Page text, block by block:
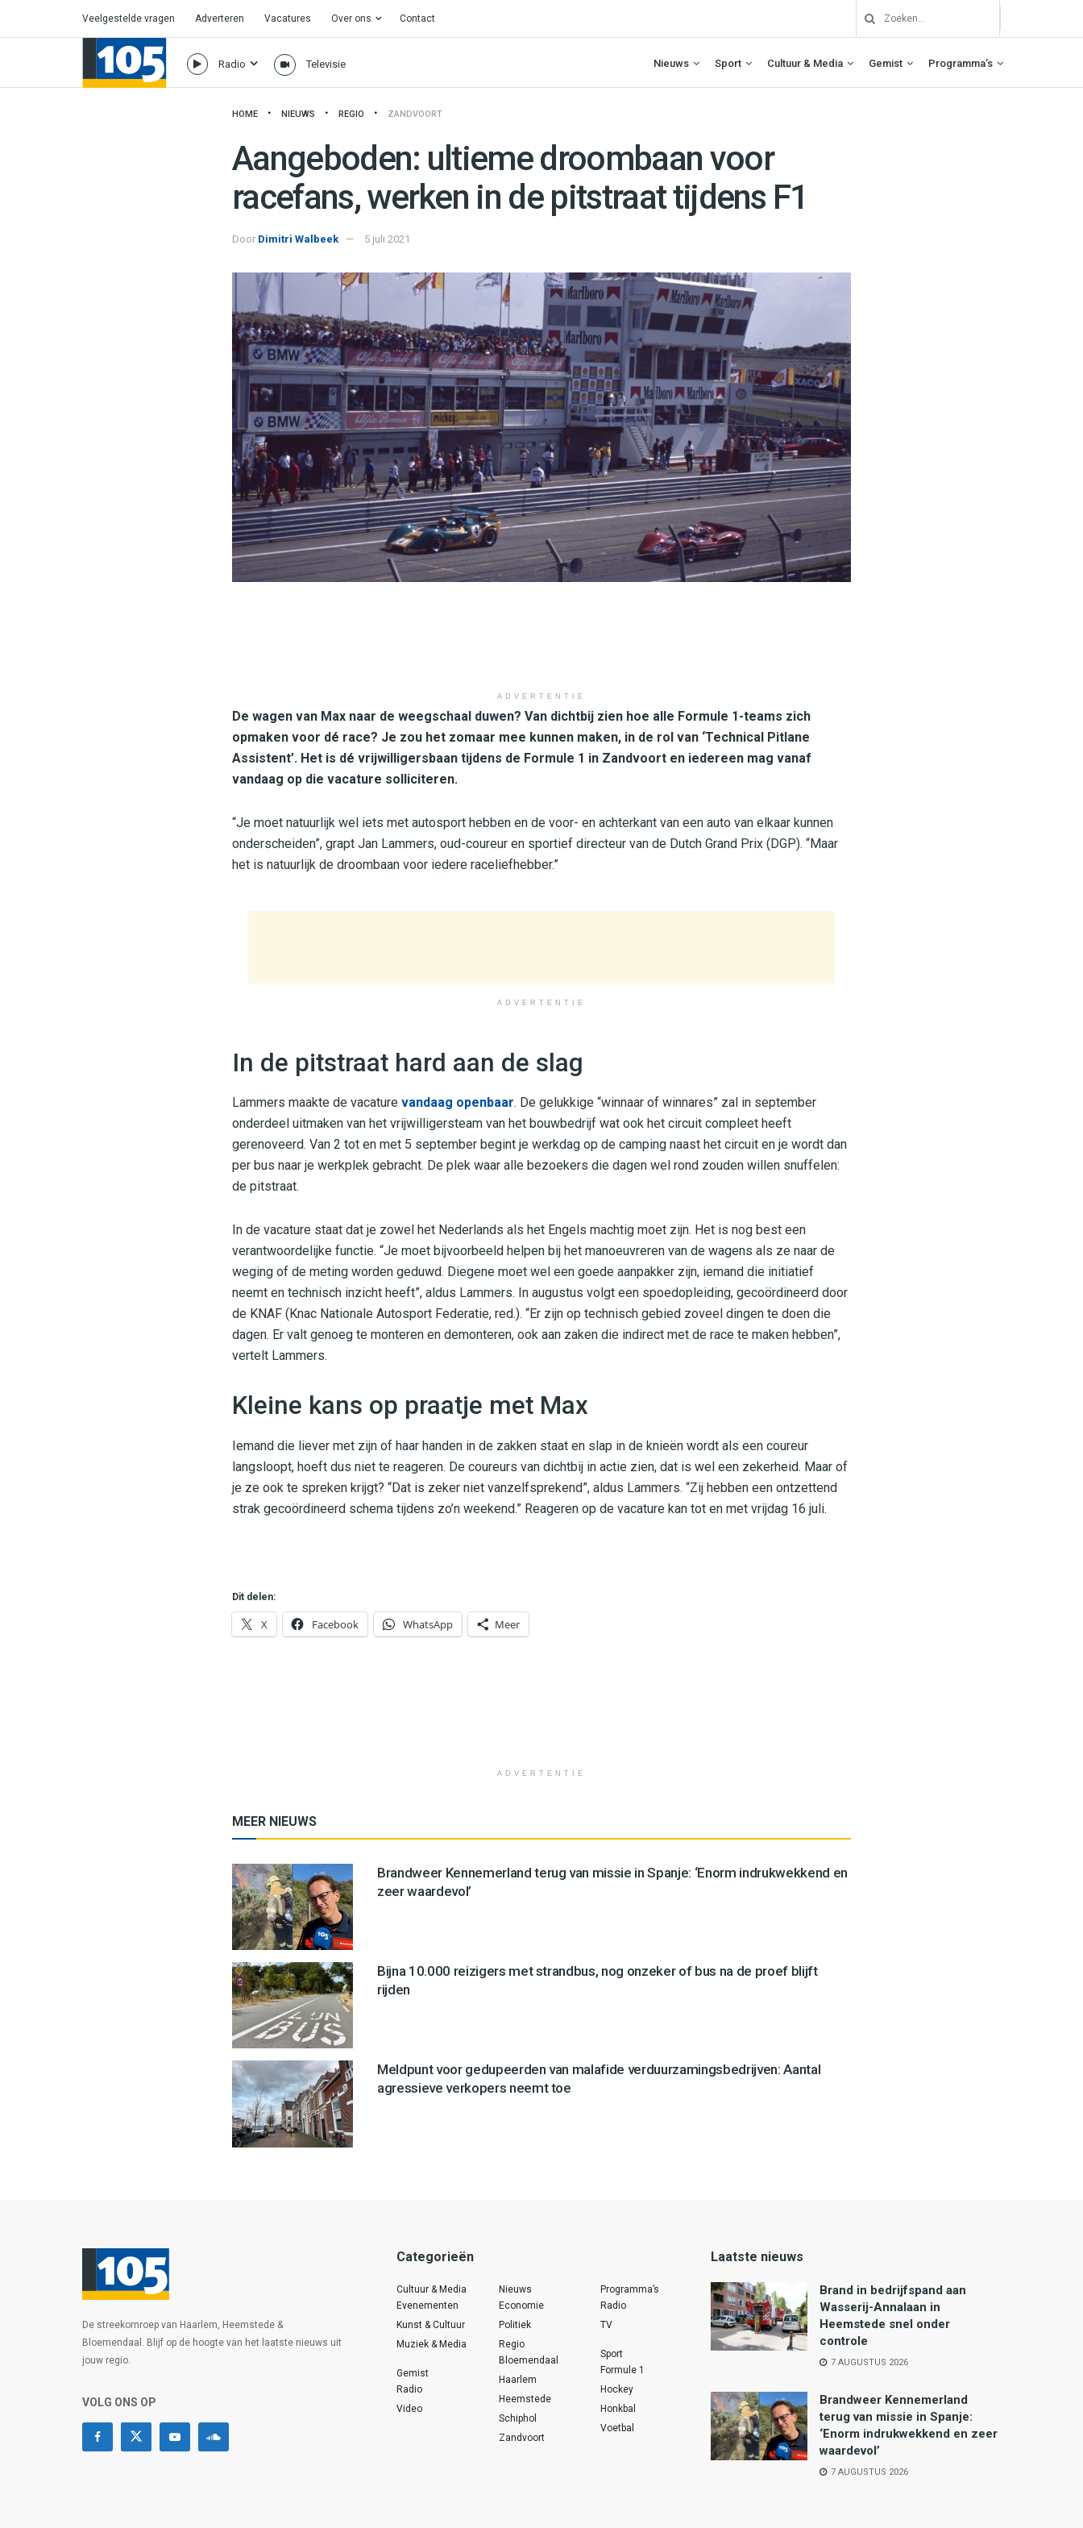
Veelgestelde vragen Adverteren Vacatures Over ons Contact
Radio Televisie Nieuws Sport Cultuur & Media Gemist Programma’s
HOME NIEUWS REGIO ZANDVOORT
Aangeboden: ultieme droombaan voor
racefans, werken in de pitstraat tijdens F1
Door Dimitri Walbeek 5 juli 2021
ADVERTENTIE
De wagen van Max naar de weegschaal duwen? Van dichtbij zien hoe alle Formule 1-teams zich
opmaken voor dé race? Je zou het zomaar mee kunnen maken, in de rol van ‘Technical Pitlane
Assistent’. Het is dé vrijwilligersbaan tijdens de Formule 1 in Zandvoort en iedereen mag vanaf
vandaag op die vacature solliciteren.
“Je moet natuurlijk wel iets met autosport hebben en de voor- en achterkant van een auto van elkaar kunnen
onderscheiden”, grapt Jan Lammers, oud-coureur en sportief directeur van de Dutch Grand Prix (DGP). “Maar
het is natuurlijk de droombaan voor iedere raceliefhebber.”
ADVERTENTIE
In de pitstraat hard aan de slag
Lammers maakte de vacature vandaag openbaar. De gelukkige “winnaar of winnares” zal in september
onderdeel uitmaken van het vrijwilligersteam van het bouwbedrijf wat ook het circuit compleet heeft
gerenoveerd. Van 2 tot en met 5 september begint je werkdag op de camping naast het circuit en je wordt dan
per bus naar je werkplek gebracht. De plek waar alle bezoekers die dagen wel rond zouden willen snuffelen:
de pitstraat.
In de vacature staat dat je zowel het Nederlands als het Engels machtig moet zijn. Het is nog best een
verantwoordelijke functie. “Je moet bijvoorbeeld helpen bij het manoeuvreren van de wagens als ze naar de
weging of de meting worden geduwd. Diegene moet wel een goede aanpakker zijn, iemand die initiatief
neemt en technisch inzicht heeft”, aldus Lammers. In augustus volgt een spoedopleiding, gecoördineerd door
de KNAF (Knac Nationale Autosport Federatie, red.). “Er zijn op technisch gebied zoveel dingen te doen die
dagen. Er valt genoeg te monteren en demonteren, ook aan zaken die indirect met de race te maken hebben”,
vertelt Lammers.
Kleine kans op praatje met Max
Iemand die liever met zijn of haar handen in de zakken staat en slap in de knieën wordt als een coureur
langsloopt, hoeft dus niet te reageren. De coureurs van dichtbij in actie zien, dat is wel een zekerheid. Maar of
je ze ook te spreken krijgt? “Dat is zeker niet vanzelfsprekend”, aldus Lammers. “Zij hebben een ontzettend
strak gecoördineerd schema tijdens zo’n weekend.” Reageren op de vacature kan tot en met vrijdag 16 juli.
Dit delen:
X Facebook WhatsApp Meer
ADVERTENTIE
MEER NIEUWS
Brandweer Kennemerland terug van missie in Spanje: ‘Enorm indrukwekkend en
zeer waardevol’
Bijna 10.000 reizigers met strandbus, nog onzeker of bus na de proef blijft
rijden
Meldpunt voor gedupeerden van malafide verduurzamingsbedrijven: Aantal
agressieve verkopers neemt toe
De streekomroep van Haarlem, Heemstede &
Bloemendaal. Blijf op de hoogte van het laatste nieuws uit
jouw regio.
VOLG ONS OP
Categorieën
Cultuur & Media
Evenementen
Kunst & Cultuur
Muziek & Media
Gemist
Radio
Video
Nieuws
Economie
Politiek
Regio
Bloemendaal
Haarlem
Heemstede
Schiphol
Zandvoort
Programma’s
Radio
TV
Sport
Formule 1
Hockey
Honkbal
Voetbal
Laatste nieuws
Brand in bedrijfspand aan
Wasserij-Annalaan in
Heemstede snel onder
controle
7 AUGUSTUS 2026
Brandweer Kennemerland
terug van missie in Spanje:
‘Enorm indrukwekkend en zeer
waardevol’
7 AUGUSTUS 2026